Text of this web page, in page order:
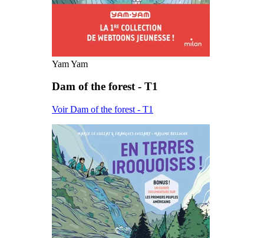
Yam Yam
Dam of the forest - T1
Voir Dam of the forest - T1